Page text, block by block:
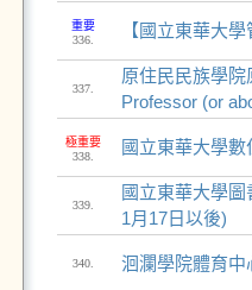
重要
336.
【國立東華大
337.
原住民民族學
Professor (or
極重要
338.
國立東華大學
339.
國立東華大學
1月17日以後)
340. 洄瀾學院體育中